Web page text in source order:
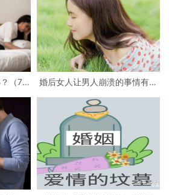
（7招
婚后女人让男人崩溃的事情有哪